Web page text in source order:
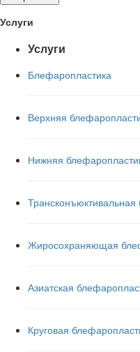
Услуги
Услуги
Блефаропластика
Верхняя
Нижняя
Жиросохраняющая
Азиатская
Круговая